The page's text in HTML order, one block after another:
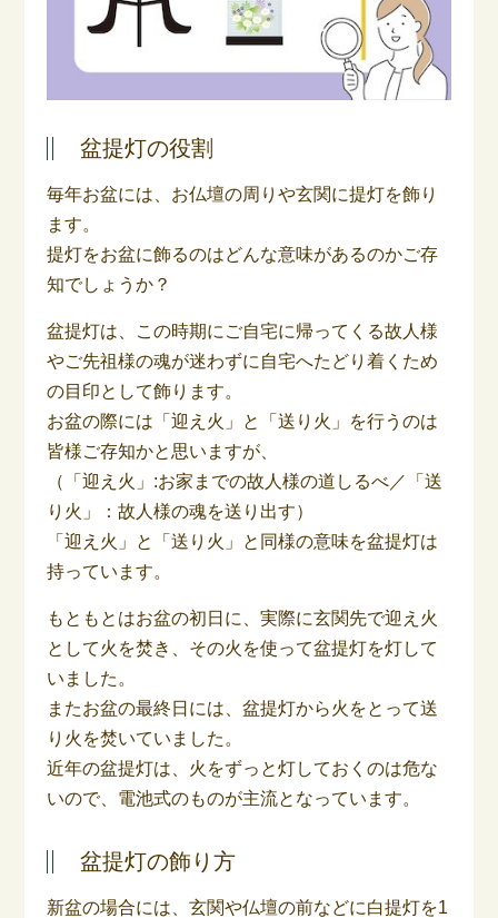
盆提灯の役割
毎年お盆には、お仏壇の周りや玄関に提灯を飾り
ます。
提灯をお盆に飾るのはどんな意味があるのかご存
知でしょうか？
盆提灯は、この時期にご自宅に帰ってくる故人様
やご先祖様の魂が迷わずに自宅へたどり着くため
の目印として飾ります。
お盆の際には「迎え火」と「送り火」を行うのは
皆様ご存知かと思いますが、
（「迎え火」:お家までの故人様の道しるべ／「送
り火」：故人様の魂を送り出す）
「迎え火」と「送り火」と同様の意味を盆提灯は
持っています。
もともとはお盆の初日に、実際に玄関先で迎え火
として火を焚き、その火を使って盆提灯を灯して
いました。
またお盆の最終日には、盆提灯から火をとって送
り火を焚いていました。
近年の盆提灯は、火をずっと灯しておくのは危な
いので、電池式のものが主流となっています。
盆提灯の飾り方
新盆の場合には、玄関や仏壇の前などに白提灯を1